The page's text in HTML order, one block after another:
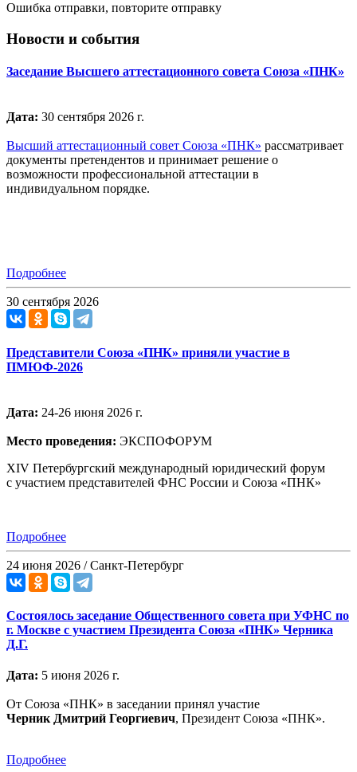
Ошибка отправки, повторите отправку
Новости и события
Заседание Высшего аттестационного совета Союза «ПНК»
Дата: 30 сентября 2026 г.
Высший аттестационный совет Союза «ПНК» рассматривает
документы претендентов и принимает решение о
возможности профессиональной аттестации в
индивидуальном порядке.
Подробнее
30 сентября 2026
Представители Союза «ПНК» приняли участие в
ПМЮФ-2026
Дата: 24-26 июня 2026 г.
Место проведения: ЭКСПОФОРУМ
XIV Петербургский международный юридический форум
с участием представителей ФНС России и Союза «ПНК»
Подробнее
24 июня 2026 / Санкт-Петербург
Состоялось заседание Общественного совета при УФНС по
г. Москве с участием Президента Союза «ПНК» Черника
Д.Г.
Дата: 5 июня 2026 г.
От Союза «ПНК» в заседании принял участие
ЧерникДмитрий Георгиевич, Президент Союза «ПНК».
Подробнее